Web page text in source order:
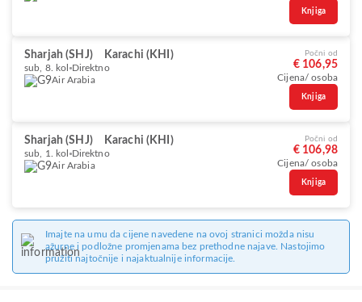
Knjiga
Sharjah (SHJ) Karachi (KHI)
sub, 8. kol Direktno
Air Arabia
Počni od
€ 106,95
Cijena/ osoba
Knjiga
Sharjah (SHJ) Karachi (KHI)
sub, 1. kol Direktno
Air Arabia
Počni od
€ 106,98
Cijena/ osoba
Knjiga
Imajte na umu da cijene navedene na ovoj stranici možda nisu
ažurne i podložne promjenama bez prethodne najave. Nastojimo
pružiti najtočnije i najaktualnije informacije.